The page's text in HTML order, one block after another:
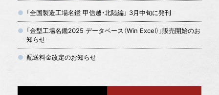
「全国製造工場名鑑 甲信越・北陸編」 3月中旬に発刊
「金型工場名鑑2025 データベース（Win Excel）」販売開始のお
知らせ
配送料金改定のお知らせ